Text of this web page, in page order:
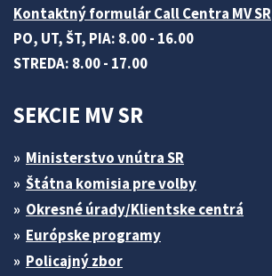
Kontaktný formulár Call Centra MV SR
PO, UT, ŠT, PIA: 8.00 - 16.00
STREDA: 8.00 - 17.00
SEKCIE MV SR
Ministerstvo vnútra SR
Štátna komisia pre volby
Okresné úrady/Klientske centrá
Európske programy
Policajný zbor